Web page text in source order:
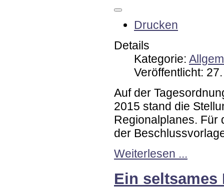
Drucken
Details
Kategorie:
Veröffentlicht:
Auf der
2015 stand die
Regionalplanes. Für
der
Weiterlesen ...
Ein seltsames